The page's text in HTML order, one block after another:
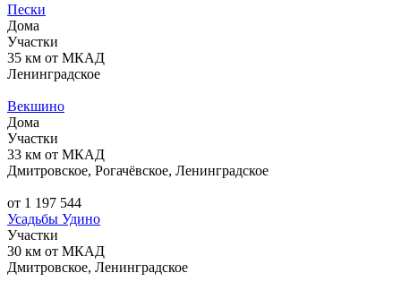
Пески
Дома
Участки
35 км от МКАД
Ленинградское
Векшино
Дома
Участки
33 км от МКАД
Дмитровское, Рогачёвское, Ленинградское
от 1 197 544
Усадьбы Удино
Участки
30 км от МКАД
Дмитровское, Ленинградское